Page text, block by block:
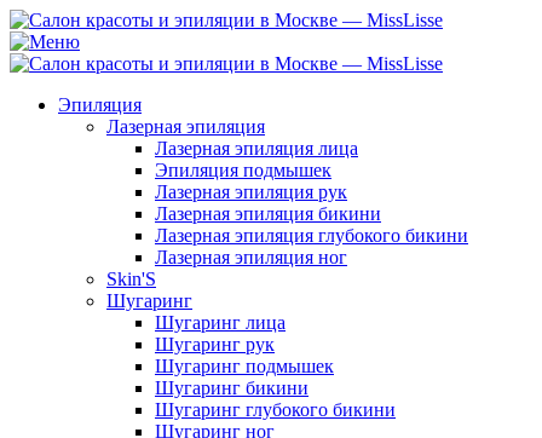
Эпиляция
Лазерная эпиляция
Лазерная эпиляция лица
Эпиляция подмышек
Лазерная эпиляция рук
Лазерная эпиляция бикини
Лазерная эпиляция глубокого бикини
Лазерная эпиляция ног
Skin'S
Шугаринг
Шугаринг лица
Шугаринг рук
Шугаринг подмышек
Шугаринг бикини
Шугаринг глубокого бикини
Шугаринг ног